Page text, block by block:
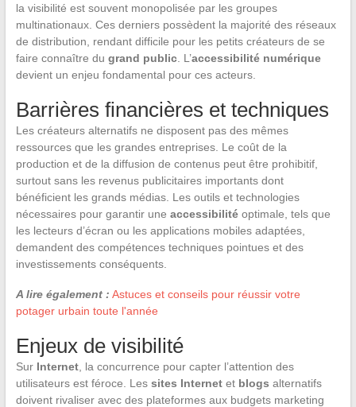
la visibilité est souvent monopolisée par les groupes
multinationaux. Ces derniers possèdent la majorité des réseaux
de distribution, rendant difficile pour les petits créateurs de se
faire connaître du grand public. L’accessibilité numérique
devient un enjeu fondamental pour ces acteurs.
Barrières financières et techniques
Les créateurs alternatifs ne disposent pas des mêmes
ressources que les grandes entreprises. Le coût de la
production et de la diffusion de contenus peut être prohibitif,
surtout sans les revenus publicitaires importants dont
bénéficient les grands médias. Les outils et technologies
nécessaires pour garantir une accessibilitéoptimale, tels que
les lecteurs d’écran ou les applications mobiles adaptées,
demandent des compétences techniques pointues et des
investissements conséquents.
A lire également : Astuces et conseils pour réussir votre
potager urbain toute l'année
Enjeux de visibilité
Sur Internet, la concurrence pour capter l’attention des
utilisateurs est féroce. Les sites Internetet blogs alternatifs
doivent rivaliser avec des plateformes aux budgets marketing